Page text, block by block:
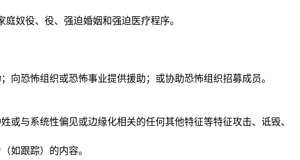
奴役、役、强迫婚姻和强迫医疗程序。
恐怖组织或恐怖事业提供援助；或协助恐怖组织招募成员。
与系统性偏见或边缘化相关的任何其他特征等特征攻击、诋毁、
如跟踪）的内容。